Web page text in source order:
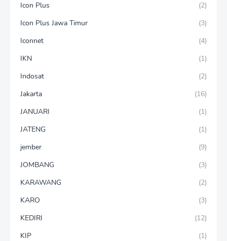
Icon Plus
(2)
Icon Plus Jawa Timur
(3)
Iconnet
(4)
IKN
(1)
Indosat
(2)
Jakarta
(16)
JANUARI
(1)
JATENG
(1)
jember
(9)
JOMBANG
(3)
KARAWANG
(2)
KARO
(3)
KEDIRI
(12)
KIP
(1)